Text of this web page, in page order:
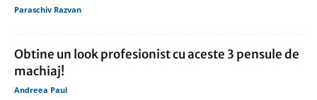
Paraschiv Razvan
Obtine un look profesionist cu aceste 3 pensule de
machiaj!
Andreea Paul